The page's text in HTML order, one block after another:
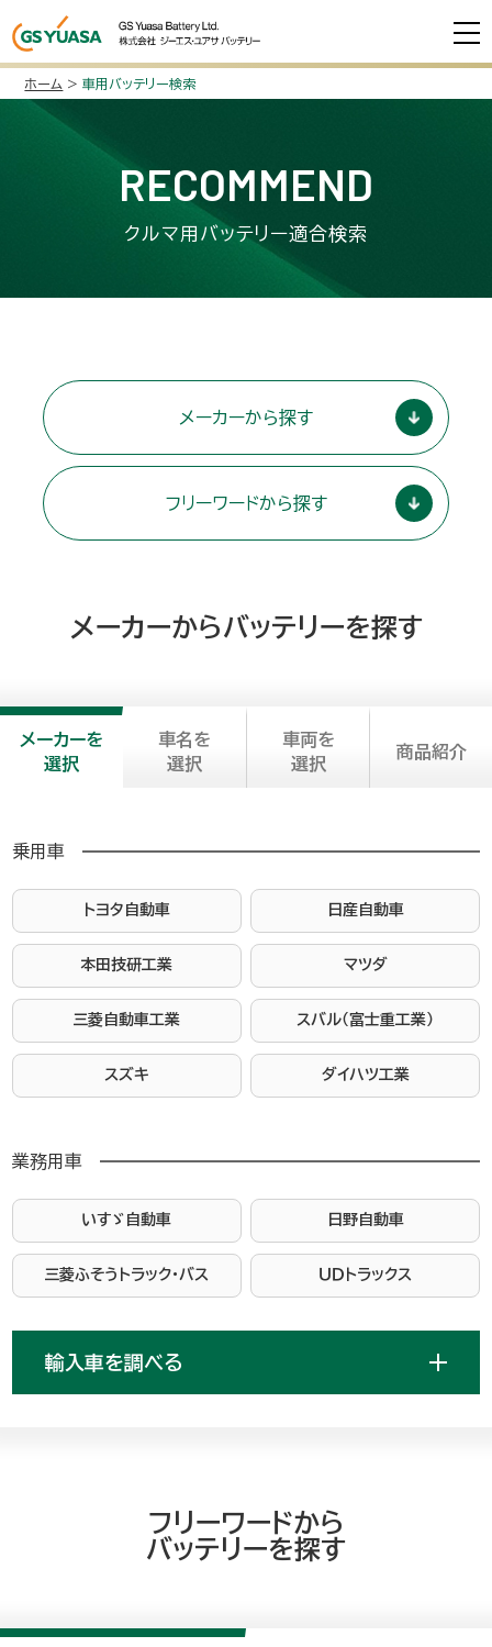
ホーム >車用バッテリー検索
RECOMMEND
クルマ用バッテリー適合検索
メーカーから探す
フリーワードから探す
メーカーからバッテリーを探す
メーカーを
選択
車名を
選択
車両を
選択
商品紹介
乗用車
トヨタ自動車 日産自動車
本田技研工業 マツダ
三菱自動車工業 スバル（富士重工業）
スズキ ダイハツ工業
業務用車
いすゞ自動車 日野自動車
三菱ふそうトラック・バス ＵＤトラックス
輸入車を調べる
フリーワードから
バッテリーを探す